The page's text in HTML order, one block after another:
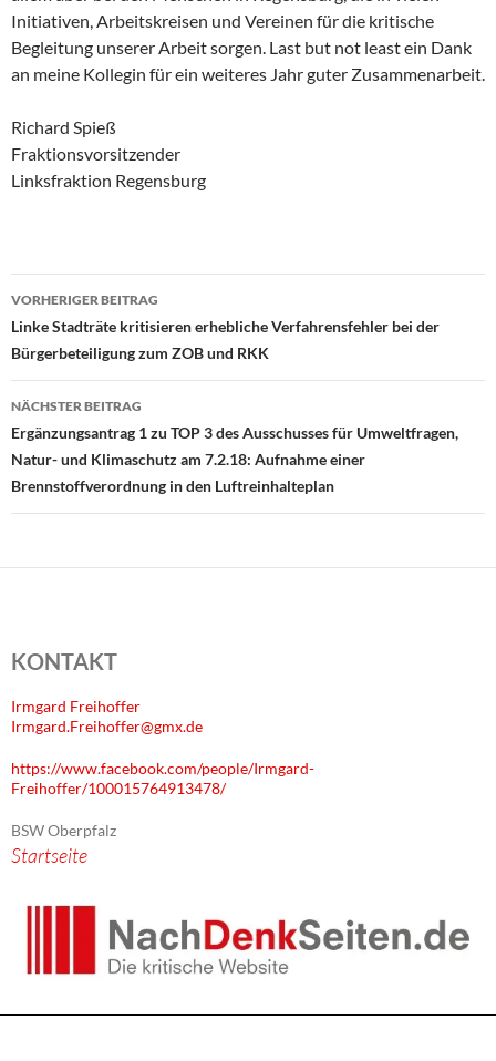
Initiativen, Arbeitskreisen und Vereinen für die kritische
Begleitung unserer Arbeit sorgen. Last but not least ein Dank
an meine Kollegin für ein weiteres Jahr guter Zusammenarbeit.
Richard Spieß
Fraktionsvorsitzender
Linksfraktion Regensburg
Beitragsnavigation
VORHERIGER BEITRAG
Linke Stadträte kritisieren erhebliche Verfahrensfehler bei der
Bürgerbeteiligung zum ZOB und RKK
NÄCHSTER BEITRAG
Ergänzungsantrag 1 zu TOP 3 des Ausschusses für Umweltfragen,
Natur- und Klimaschutz am 7.2.18: Aufnahme einer
Brennstoffverordnung in den Luftreinhalteplan
KONTAKT
Irmgard Freihoffer
Irmgard.Freihoffer@gmx.de
https://www.facebook.com/people/Irmgard-
Freihoffer/100015764913478/
BSW Oberpfalz
Startseite